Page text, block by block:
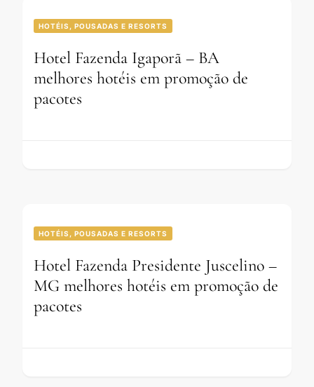
HOTÉIS, POUSADAS E RESORTS
Hotel Fazenda Igaporã – BA
melhores hotéis em promoção de
pacotes
HOTÉIS, POUSADAS E RESORTS
Hotel Fazenda Presidente Juscelino –
MG melhores hotéis em promoção de
pacotes